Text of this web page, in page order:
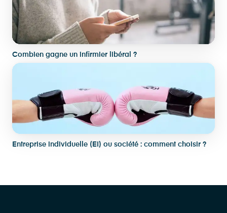
Combien gagne un infirmier libéral ?
Entreprise individuelle (EI) ou société : comment choisir ?